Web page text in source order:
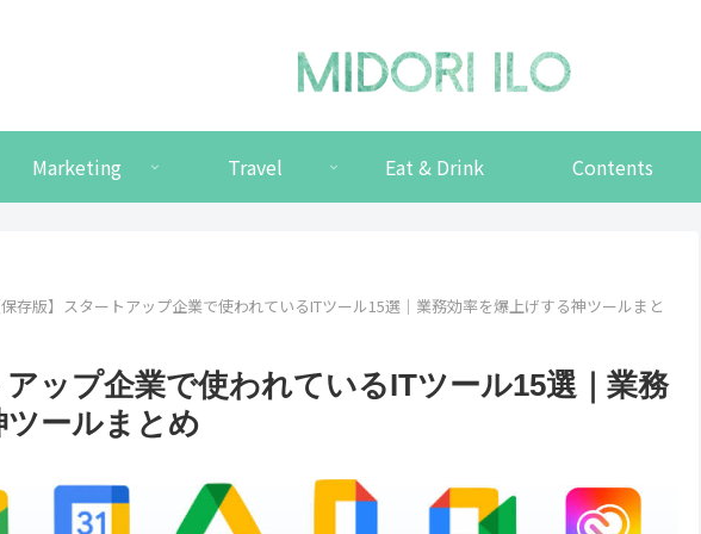
Marketing Travel Eat & Drink Contents
保存版】スタートアップ企業で使われているITツール15選｜業務効率を爆上げする神ツールまと
アップ企業で使われているITツール15選｜業務
ールまとめ